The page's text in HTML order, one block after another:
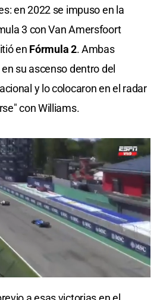
en 2022 se impuso en la
3 con Van Amersfoort
en Fórmula 2. Ambas
su ascenso dentro del
y lo colocaron en el radar
con Williams.